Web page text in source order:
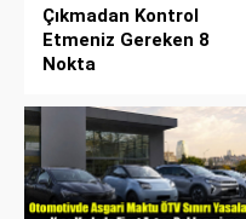
Çıkmadan Kontrol
Etmeniz Gereken 8
Nokta